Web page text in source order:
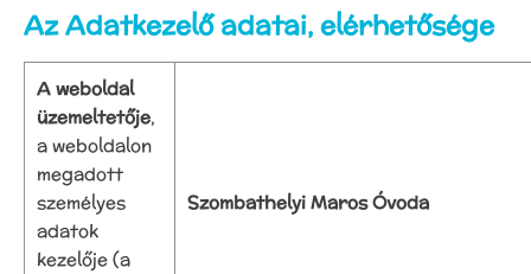
Az Adatkezelő adatai, elérhetősége
A weboldal
üzemeltetője,
a weboldalon
megadott
személyes
adatok
kezelője (a
Szombathelyi Maros Óvoda